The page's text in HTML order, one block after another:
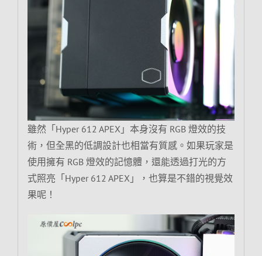
雖然「Hyper 612 APEX」本身沒有 RGB 燈效的技
術，但全黑的低調設計也相當有質感。如果玩家是
使用擁有 RGB 燈效的記憶體，還能透過打光的方
式照亮「Hyper 612 APEX」，也算是不錯的視覺效
果呢！